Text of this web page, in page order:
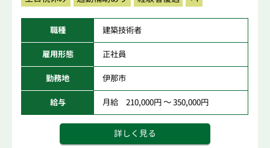
職種 建築技術者
雇用形態 正社員
勤務地 伊那市
給与 月給 210,000円 ～ 350,000円
詳しく見る